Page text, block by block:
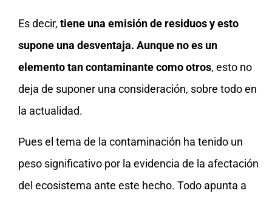
Es decir, tiene una emisión de residuos y esto
supone una desventaja. Aunque no es un
elemento tan contaminante como otros, esto no
deja de suponer una consideración, sobre todo en
la actualidad.
Pues el tema de la contaminación ha tenido un
peso significativo por la evidencia de la afectación
del ecosistema ante este hecho. Todo apunta a